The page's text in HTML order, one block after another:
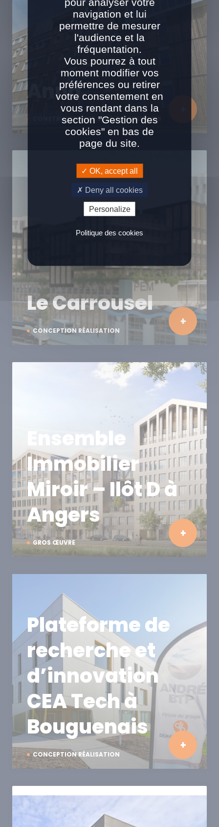
CONSTRUCTION ET SURÉLÉVATION BOIS
Anna
CONCEPTION RÉALISATION
Le Carrousel
GROS ŒUVRE
Ensemble
Immobilier
Miroir – Ilôt D à
Angers
CONCEPTION RÉALISATION
Plateforme de
recherche et
d’innovation
CEA Tech à
Bouguenais
navigation et lui
permettre de mesurer
l'audience et la
fréquentation.
Vous pourrez à tout
moment modifier vos
préférences ou retirer
votre consentement en
vous rendant dans la
section "Gestion des
cookies" en bas de
page du site.
OK, accept all
Deny all cookies
Personalize
Politique des cookies